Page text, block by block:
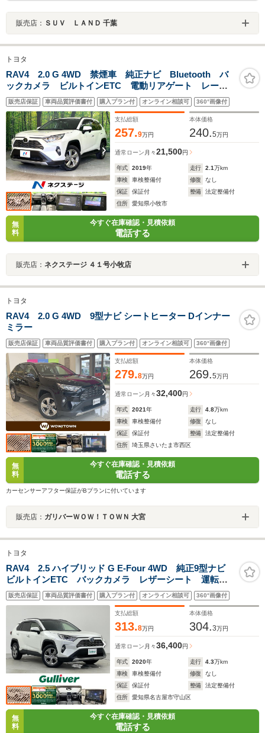
販売店： ＳＵＶ ＬＡＮＤ 千葉
トヨタ
RAV4 2.0 G 4WD 禁煙車 純正ナビ Bluetooth バ
ックカメラ ビルトインETC 電動リアゲート レーダ
ークルーズコントロール セーフティセンス 合皮シー
ト シートヒーター オートエアコン 純正18AW
販売店保証 車両品質評価書付 購入プラン付 オンライン相談可 360°画像付
支払総額
257.9万円
本体価格
240.5万円
通常ローン 月々21,500円
年式 2019年 走行 2.1万km
車検
車検整備付 修復
なし
保証
保証付 整備
法定整備付
住所
愛知県小牧市
無
料
今すぐ在庫確認・見積依頼
電話する
販売店： ネクステージ ４１号小牧店
トヨタ
RAV4 2.0 G 4WD 9型ナビ シートヒーター Dインナー
ミラー
販売店保証 車両品質評価書付 購入プラン付 オンライン相談可 360°画像付
支払総額
279.8万円
本体価格
269.5万円
通常ローン 月々32,400円
年式 2021年 走行 4.8万km
車検
車検整備付 修復
なし
保証
保証付 整備
法定整備付
住所
埼玉県さいたま市西区
無
料
今すぐ在庫確認・見積依頼
電話する
カーセンサーアフター保証がBプランに付いています
販売店： ガリバーＷＯＷ！ＴＯＷＮ 大宮
トヨタ
RAV4 2.5 ハイブリッド G E-Four 4WD 純正9型ナビ
ビルトインETC バックカメラ レザーシート 運転席
ポジションメモリー付パワーシート 革巻きステアリン
グ AC100V 前席シートヒーター ステアリングヒータ
ー トヨタセーフティセンス
販売店保証 車両品質評価書付 購入プラン付 オンライン相談可 360°画像付
支払総額
313.8万円
本体価格
304.3万円
通常ローン 月々36,400円
年式 2020年 走行 4.3万km
車検
車検整備付 修復
なし
保証
保証付 整備
法定整備付
住所
愛知県名古屋市守山区
無
料
今すぐ在庫確認・見積依頼
電話する